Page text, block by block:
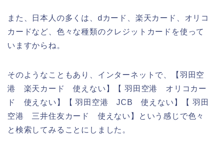
また、日本人の多くは、dカード、楽天カード、オリコ
カードなど、色々な種類のクレジットカードを使って
いますからね。
そのようなこともあり、インターネットで、【羽田空
港 楽天カード 使えない】【 羽田空港 オリコカー
ド 使えない】【 羽田空港 JCB 使えない】【 羽田
空港 三井住友カード 使えない】という感じで色々
と検索してみることにしました。